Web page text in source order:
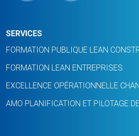
SERVICES
FORMATION PUBLIQUE LEAN
FORMATION LEAN ENTREPRISES
EXCELLENCE OPÉRATIONNELLE
AMO PLANIFICATION ET PILOTAGE